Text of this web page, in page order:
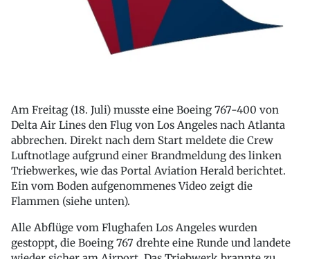
Am Freitag (18. Juli) musste eine Boeing 767-400 von
Delta Air Lines den Flug von Los Angeles nach Atlanta
abbrechen. Direkt nach dem Start meldete die Crew
Luftnotlage aufgrund einer Brandmeldung des linken
Triebwerkes, wie das Portal Aviation Herald berichtet.
Ein vom Boden aufgenommenes Video zeigt die
Flammen (siehe unten).
Alle Abflüge vom Flughafen Los Angeles wurden
gestoppt, die Boeing 767 drehte eine Runde und landete